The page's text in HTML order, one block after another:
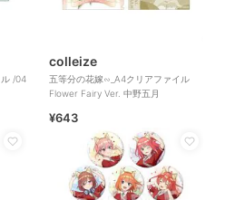
/04
colleize
五等分の花嫁∽_A4クリアファイル
Flower Fairy Ver. 中野五月
¥643